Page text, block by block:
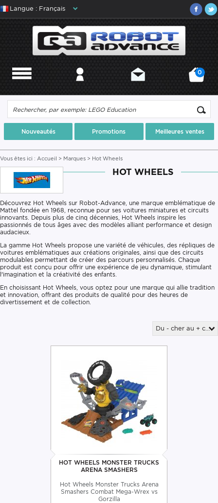
Langue : Français
0
Nouveautés Promotions Meilleures ventes
Vous êtes ici : Accueil > Marques > Hot Wheels
HOT WHEELS
Découvrez Hot Wheels sur Robot-Advance, une marque emblématique de
Mattel fondée en 1968, reconnue pour ses voitures miniatures et circuits
innovants. Depuis plus de cinq décennies, Hot Wheels inspire les
passionnés de tous âges avec des modèles alliant performance et design
audacieux.
La gamme Hot Wheels propose une variété de véhicules, des répliques de
voitures emblématiques aux créations originales, ainsi que des circuits
modulables permettant de créer des parcours personnalisés. Chaque
produit est conçu pour offrir une expérience de jeu dynamique, stimulant
l'imagination et la créativité des enfants.
En choisissant Hot Wheels, vous optez pour une marque qui allie tradition
et innovation, offrant des produits de qualité pour des heures de
divertissement et de collection.
Du - cher au + cher
HOT WHEELS MONSTER TRUCKS
ARENA SMASHERS
Hot Wheels Monster Trucks Arena
Smashers Combat Mega-Wrex vs
Gorzilla